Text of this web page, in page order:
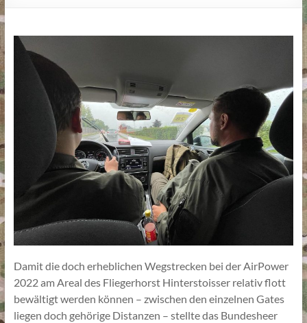
Damit die doch erheblichen Wegstrecken bei der AirPower
2022 am Areal des Fliegerhorst Hinterstoisser relativ flott
bewältigt werden können – zwischen den einzelnen Gates
liegen doch gehörige Distanzen – stellte das Bundesheer